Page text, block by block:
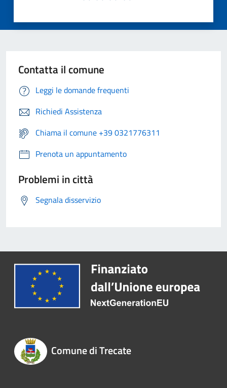
Contatta il comune
Leggi le domande frequenti
Richiedi Assistenza
Chiama il comune +39 0321776311
Prenota un appuntamento
Problemi in città
Segnala disservizio
Comune di Trecate